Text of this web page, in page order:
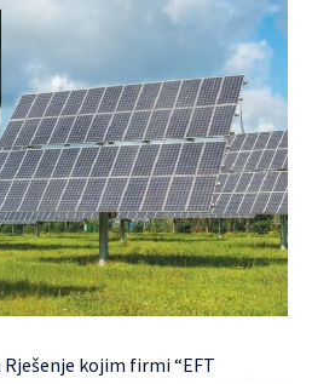
kojim firmi “EFT